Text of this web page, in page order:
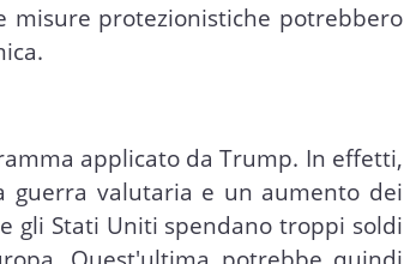
protezionistiche potrebbero
applicato da Trump. In effetti,
guerra valutaria e un aumento dei
gli Stati Uniti spendano troppi soldi